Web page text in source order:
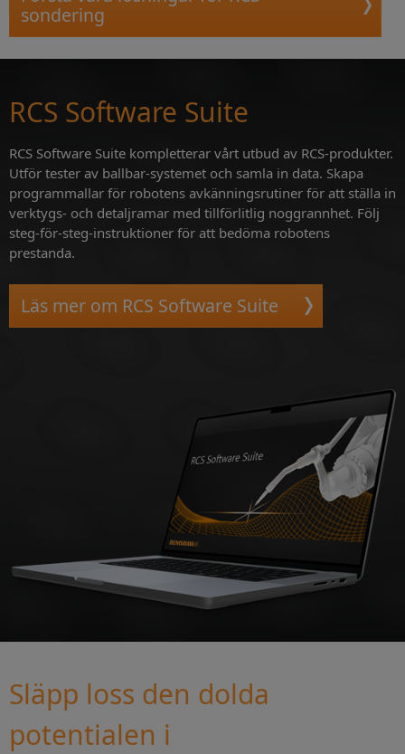
sondering
RCS Software Suite
RCS Software Suite kompletterar vårt utbud av RCS-produkter.
Utför tester av ballbar-systemet och samla in data. Skapa
programmallar för robotens avkänningsrutiner för att ställa in
verktygs- och detaljramar med tillförlitlig noggrannhet. Följ
steg-för-steg-instruktioner för att bedöma robotens
prestanda.
Läs mer om RCS Software Suite
Släpp loss den dolda
potentialen i